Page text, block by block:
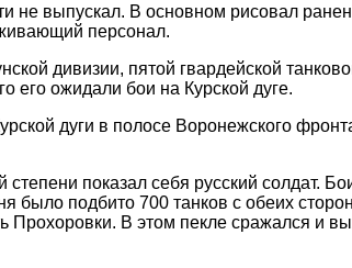
не выпускал. В основном рисовал
персонал.
дивизии, пятой гвардейской
его ожидали бои на Курской дуге.
дуги в полосе Воронежского
показал себя русский солдат.
было подбито 700 танков с обеих
Прохоровки. В этом пекле сражался и